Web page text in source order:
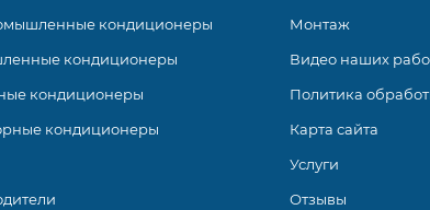
кондиционеры
кондиционеры
кондиционеры
кондиционеры
Монтаж
Видео наших
Политика
Карта сайта
Услуги
Отзывы